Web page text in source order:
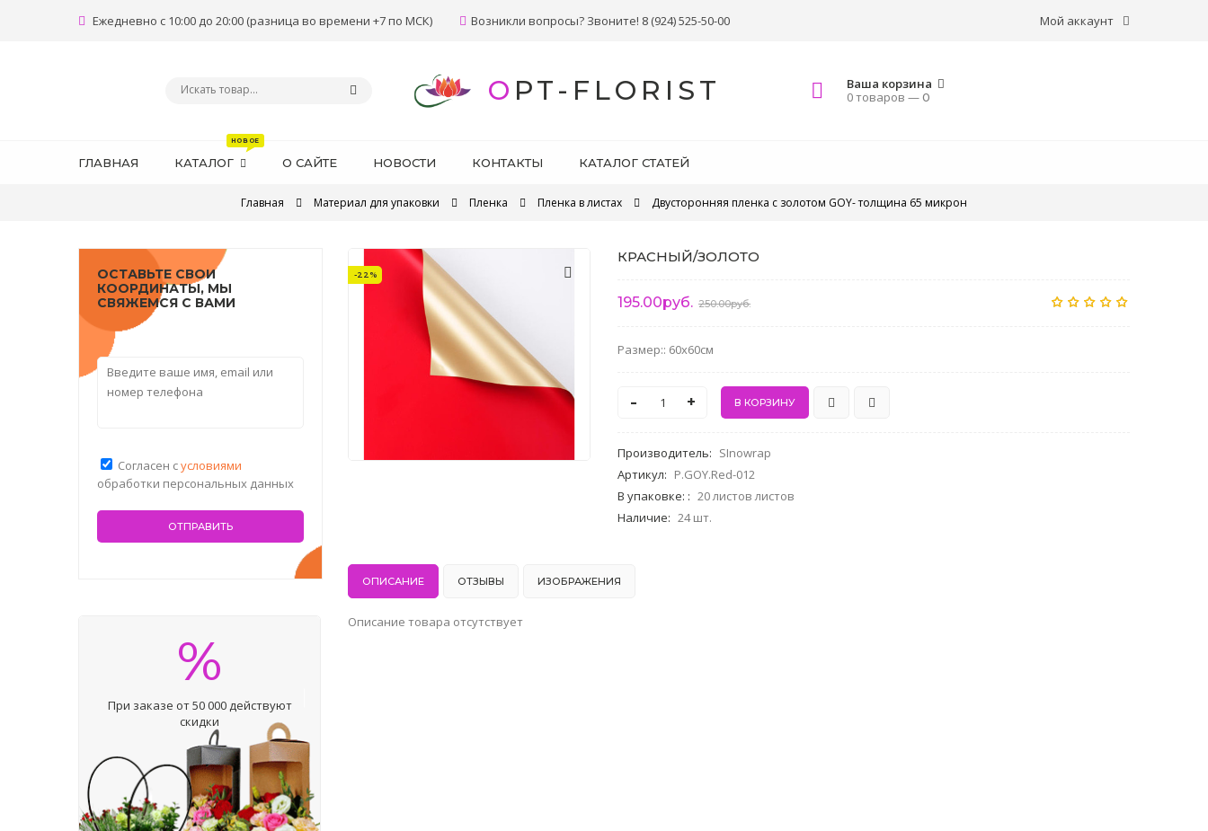
Мой аккаунт
Ежедневно с 10:00 до 20:00 (разница во времени +7 по МСК) Возникли вопросы? Звоните! 8 (924) 525-50-00
OPT-FLORIST
Ваша корзина
0 товаров —0
ГЛАВНАЯ КАТАЛОГ О САЙТЕ НОВОСТИ КОНТАКТЫ КАТАЛОГ СТАТЕЙ
Главная Материал для упаковки Пленка Пленка в листах Двусторонняя пленка с золотом GOY- толщина 65 микрон
-22%
КРАСНЫЙ/ЗОЛОТО
195.00руб. 250.00руб.
Размер:: 60x60см
- +
Производитель: SInowrap
Артикул: P.GOY.Red-012
В упаковке: : 20 листов листов
Наличие: 24 шт.
ОПИСАНИЕ ОТЗЫВЫ ИЗОБРАЖЕНИЯ
Описание товара отсутствует
ОСТАВЬТЕ СВОИ
КООРДИНАТЫ, МЫ
СВЯЖЕМСЯ С ВАМИ
Согласен сусловиями
обработки персональных данных
%
При заказе от 50 000 действуют
скидки